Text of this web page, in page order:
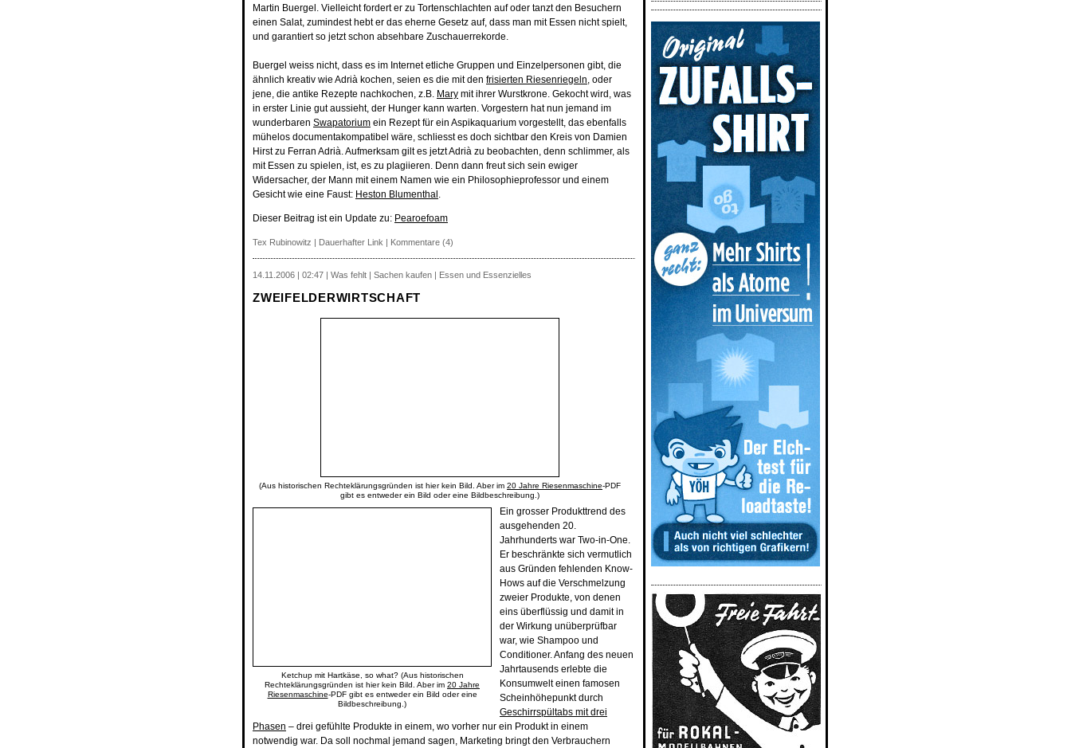
Martin Buergel. Vielleicht fordert er zu Tortenschlachten auf oder tanzt den Besuchern
einen Salat, zumindest hebt er das eherne Gesetz auf, dass man mit Essen nicht spielt,
und garantiert so jetzt schon absehbare Zuschauerrekorde.
Buergel weiss nicht, dass es im Internet etliche Gruppen und Einzelpersonen gibt, die
ähnlich kreativ wie Adrià kochen, seien es die mit den frisierten Riesenriegeln, oder
jene, die antike Rezepte nachkochen, z.B. Mary mit ihrer Wurstkrone. Gekocht wird, was
in erster Linie gut aussieht, der Hunger kann warten. Vorgestern hat nun jemand im
wunderbaren Swapatorium ein Rezept für ein Aspikaquarium vorgestellt, das ebenfalls
mühelos documentakompatibel wäre, schliesst es doch sichtbar den Kreis von Damien
Hirst zu Ferran Adrià. Aufmerksam gilt es jetzt Adrià zu beobachten, denn schlimmer, als
mit Essen zu spielen, ist, es zu plagiieren. Denn dann freut sich sein ewiger
Widersacher, der Mann mit einem Namen wie ein Philosophieprofessor und einem
Gesicht wie eine Faust: Heston Blumenthal .
Dieser Beitrag ist ein Update zu: Pearoefoam
Tex Rubinowitz | Dauerhafter Link | Kommentare (4)
14.11.2006 | 02:47 | Was fehlt | Sachen kaufen | Essen und Essenzielles
ZWEIFELDERWIRTSCHAFT
(Aus historischen Rechteklärungsgründen ist hier kein Bild. Aber im 20 Jahre Riesenmaschine-PDF
gibt es entweder ein Bild oder eine Bildbeschreibung.)
Ketchup mit Hartkäse, so what? (Aus historischen
Rechteklärungsgründen ist hier kein Bild. Aber im 20 Jahre
Riesenmaschine-PDF gibt es entweder ein Bild oder eine
Bildbeschreibung.)
Ein grosser Produkttrend des
ausgehenden 20.
Jahrhunderts war Two-in-One.
Er beschränkte sich vermutlich
aus Gründen fehlenden Know-
Hows auf die Verschmelzung
zweier Produkte, von denen
eins überflüssig und damit in
der Wirkung unüberprüfbar
war, wie Shampoo und
Conditioner. Anfang des neuen
Jahrtausends erlebte die
Konsumwelt einen famosen
Scheinhöhepunkt durch
Geschirrspültabs mit drei
Phasen – drei gefühlte Produkte in einem, wo vorher nur ein Produkt in einem
notwendig war. Da soll nochmal jemand sagen, Marketing bringt den Verbrauchern